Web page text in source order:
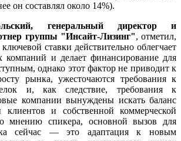
он составлял около 14%).
, генеральный директор и
группы "Инсайт-Лизинг", отметил,
ставки действительно облегчает
компаний и делает финансирование для
однако этот фактор не приводит к
рынка, ужесточаются требования к
и, как следствие, требования к
компании вынуждены искать баланс
клиентов и собственной коммерческой
мнению спикера, основной вызов для
сейчас — это адаптация к новым